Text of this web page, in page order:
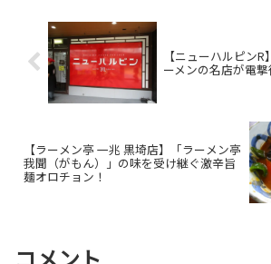
【ニューハルピン
ーメンの名店が電撃
【ラーメン亭 一兆 黒埼店】「ラーメン亭
我聞（がもん）」の味を受け継ぐ激辛旨
麺オロチョン！